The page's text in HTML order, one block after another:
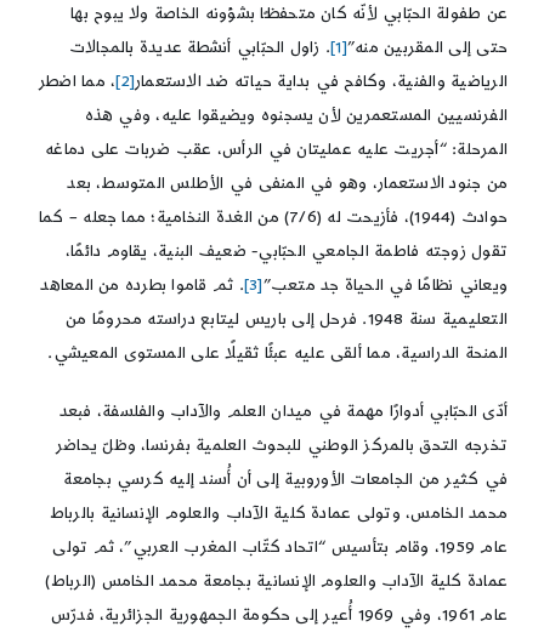
عن طفولة الحبّابي لأنّه كان متحفظـًا بشؤونه الخاصة ولا يبوح بها
حتى إلى المقربين منه”[1]
. زاول الحبّابي أنشطة عديدة بالمجالات
الرياضية والفنية، وكافح في بداية حياته ضد الاستعمار[2]
، مما اضطر
الفرنسيين المستعمرين لأن يسجنوه ويضيقوا عليه، وفي هذه
المرحلة: “أجريت عليه عمليتان في الرأس، عقب ضربات على دماغه
من جنود الاستعمار، وهو في المنفى في الأطلس المتوسط، بعد
حوادث (1944)، فأزيحت له (7/6) من الغدة النخامية؛ مما جعله – كما
تقول زوجته فاطمة الجامعي الحبّابي- ضعيف البنية، يقاوم دائمًا،
ويعاني نظامًا في الحياة جد متعب”[3]
. ثم قاموا بطرده من المعاهد
التعليمية سنة 1948. فرحل إلى باريس ليتابع دراسته محرومًا من
المنحة الدراسية، مما ألقى عليه عبئًا ثقيلًا على المستوى المعيشي.
أدّى الحبّابي أدوارًا مهمة في ميدان العلم والآداب والفلسفة، فبعد
تخرجه التحق بالمركز الوطني للبحوث العلمية بفرنسا، وظلّ يحاضر
في كثير من الجامعات الأوروبية إلى أن أُسند إليه كرسي بجامعة
محمد الخامس، وتولى عمادة كلية الآداب والعلوم الإنسانية بالرباط
عام 1959، وقام بتأسيس “اتحاد كتّاب المغرب العربي”، ثم تولى
عمادة كلية الآداب والعلوم الإنسانية بجامعة محمد الخامس (الرباط)
عام 1961، وفي 1969 أُعير إلى حكومة الجمهورية الجزائرية، فدرّس